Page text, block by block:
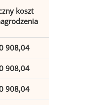
koszt
908,04
908,04
908,04